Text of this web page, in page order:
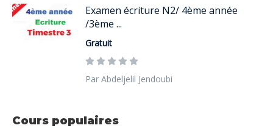
Examen écriture N2/ 4ème année
/3ème ...
Gratuit
Par Abdeljelil Jendoubi
Cours populaires